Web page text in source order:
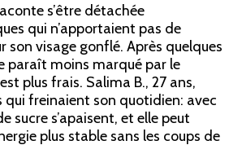
s’être détachée
qui n’apportaient pas de
son visage gonflé. Après quelques
paraît moins marqué par le
plus frais. Salima B., 27 ans,
qui freinaient son quotidien: avec
sucre s’apaisent, et elle peut
plus stable sans les coups de